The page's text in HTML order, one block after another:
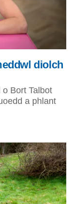
diolch
Bort Talbot
a phlant